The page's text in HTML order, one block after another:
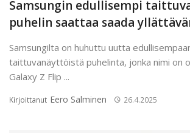
Samsungin edullisempi
puhelin saattaa saada
Samsungilta on huhuttu uutta
taittuvanäyttöistä puhelinta, jonka nimi on
Galaxy Z Flip ...
Kirjoittanut Eero Salminen 26.4.2025